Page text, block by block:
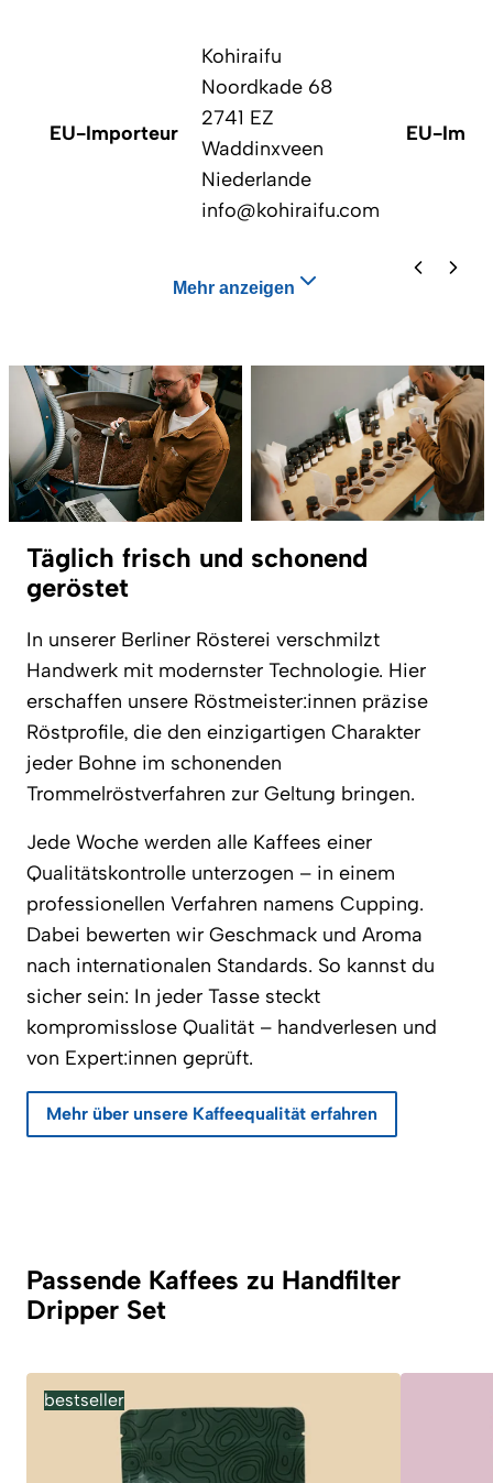
EU-Importeur
Kohiraifu
Noordkade 68
2741 EZ
Waddinxveen
Niederlande
info@kohiraifu.com
EU-
Mehr anzeigen
Täglich frisch und schonend
geröstet
In unserer Berliner Rösterei verschmilzt
Handwerk mit modernster Technologie. Hier
erschaffen unsere Röstmeister:innen präzise
Röstprofile, die den einzigartigen Charakter
jeder Bohne im schonenden
Trommelröstverfahren zur Geltung bringen.
Jede Woche werden alle Kaffees einer
Qualitätskontrolle unterzogen – in einem
professionellen Verfahren namens Cupping.
Dabei bewerten wir Geschmack und Aroma
nach internationalen Standards. So kannst du
sicher sein: In jeder Tasse steckt
kompromisslose Qualität – handverlesen und
von Expert:innen geprüft.
Mehr über unsere Kaffeequalität erfahren
Passende Kaffees zu Handfilter
Dripper Set
bestseller